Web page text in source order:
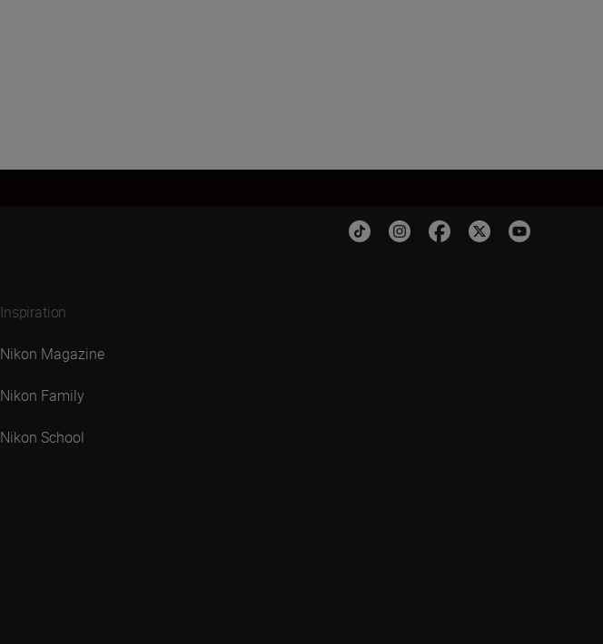
Inspiration
Nikon Magazine
Nikon Family
Nikon School